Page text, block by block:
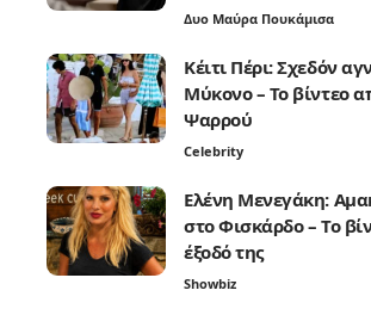
Δυο Μαύρα Πουκάμισα
Κέιτι Πέρι: Σχεδόν
Μύκονο – Το βίντεο
Ψαρρού
Celebrity
Ελένη Μενεγάκη:
στο Φισκάρδο – Το
έξοδό της
Showbiz